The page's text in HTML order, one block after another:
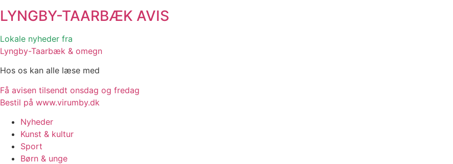
LYNGBY-TAARBÆK AVIS
Lokale nyheder fra
Lyngby-Taarbæk & omegn
Hos os kan alle læse med
Få avisen tilsendt onsdag og fredag
Bestil på www.virumby.dk
Nyheder
Kunst & kultur
Sport
Børn & unge